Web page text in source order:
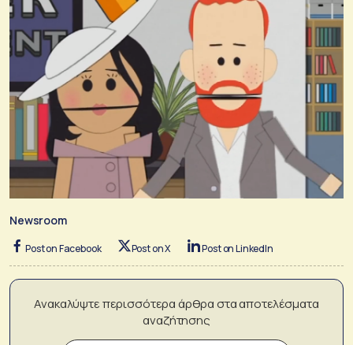
Newsroom
Post on Facebook Post on X Post on LinkedIn
Ανακαλύψτε περισσότερα άρθρα στα αποτελέσματα
αναζήτησης